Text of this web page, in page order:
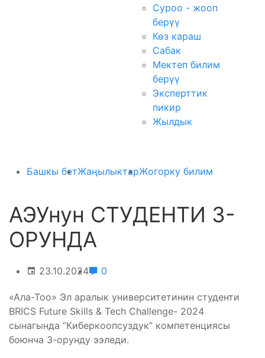
Суроо - жооп
берүү
Көз караш
Сабак
Мектеп билим
берүү
Эксперттик
пикир
Жылдык
Башкы бетЖаңылыктарЖогорку билим
АЭУнун СТУДЕНТИ 3-
ОРУНДА
23.10.2024 0
«Ала-Тоо» Эл аралык университетинин студенти
BRICS Future Skills & Tech Challenge- 2024
сынагында “Киберкоопсуздук” компетенциясы
боюнча 3-орунду ээледи.